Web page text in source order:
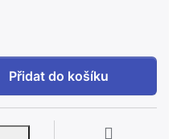
T tvarovka Geberit Mepla
Přidat do košíku